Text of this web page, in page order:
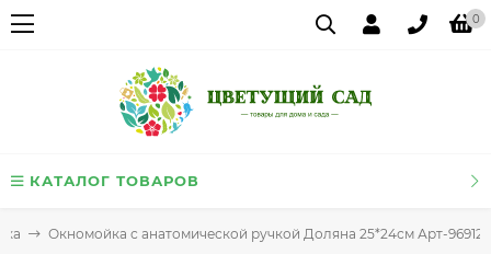
0
КАТАЛОГ ТОВАРОВ
Окномойка с анатомической ручкой Доляна 25*24см Арт-